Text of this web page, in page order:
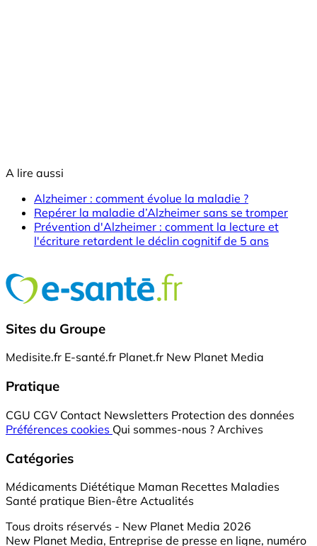
A lire aussi
Alzheimer : comment évolue la maladie ?
Repérer la maladie d’Alzheimer sans se tromper
Prévention d'Alzheimer : comment la lecture et
l'écriture retardent le déclin cognitif de 5 ans
Sites du Groupe
Medisite.fr E-santé.fr Planet.fr New Planet Media
Pratique
CGU CGV Contact Newsletters Protection des données
Préférences cookies Qui sommes-nous ? Archives
Catégories
Médicaments Diététique Maman Recettes Maladies
Santé pratique Bien-être Actualités
Tous droits réservés - New Planet Media 2026
New Planet Media, Entreprise de presse en ligne, numéro